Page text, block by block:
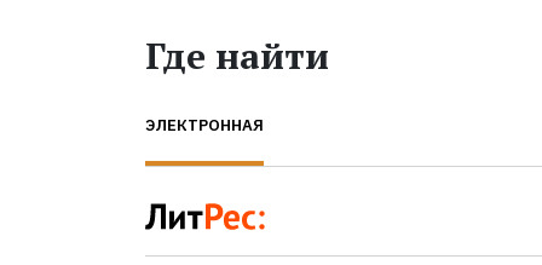
Где найти
ЭЛЕКТРОННАЯ